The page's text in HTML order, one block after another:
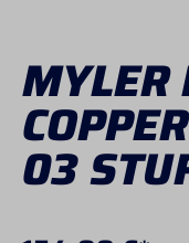
MYLER
03